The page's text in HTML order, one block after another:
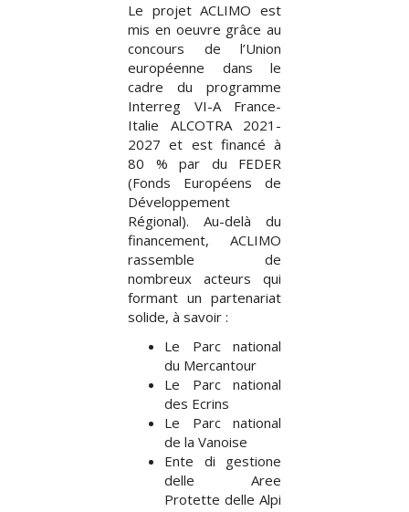
Le projet ACLIMO est
mis en oeuvre grâce au
concours de l’Union
européenne dans le
cadre du programme
Interreg VI-A France-
Italie ALCOTRA 2021-
2027 et est financé à
80 % par du FEDER
(Fonds Européens de
Développement
Régional). Au-delà du
financement, ACLIMO
rassemble de
nombreux acteurs qui
formant un partenariat
solide, à savoir :
Le Parc national
du Mercantour
Le Parc national
des Ecrins
Le Parc national
de la Vanoise
Ente di gestione
delle Aree
Protette delle Alpi